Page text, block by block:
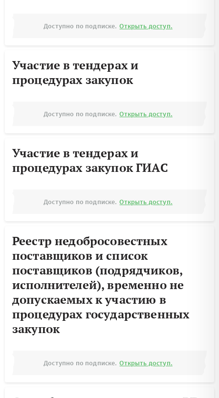
Доступно по подписке. Открыть доступ.
Участие в тендерах и
процедурах закупок
Доступно по подписке. Открыть доступ.
Участие в тендерах и
процедурах закупок ГИАС
Доступно по подписке. Открыть доступ.
Реестр недобросовестных
поставщиков и список
поставщиков (подрядчиков,
исполнителей), временно не
допускаемых к участию в
процедурах государственных
закупок
Доступно по подписке. Открыть доступ.